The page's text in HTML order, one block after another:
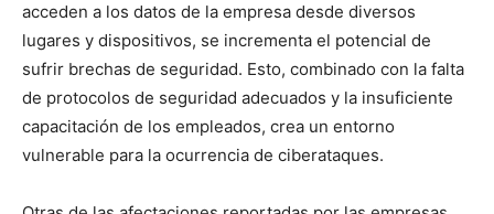
acceden a los datos de la empresa desde diversos
lugares y dispositivos, se incrementa el potencial de
sufrir brechas de seguridad. Esto, combinado con la falta
de protocolos de seguridad adecuados y la insuficiente
capacitación de los empleados, crea un entorno
vulnerable para la ocurrencia de ciberataques.